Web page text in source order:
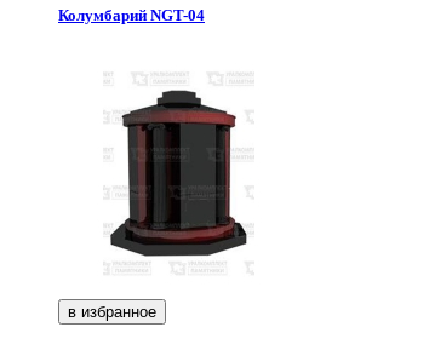
Колумбарий NGT-04
в избранное